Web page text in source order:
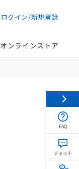
ログイン/新規登録
オンラインストア
FAQ
チャット